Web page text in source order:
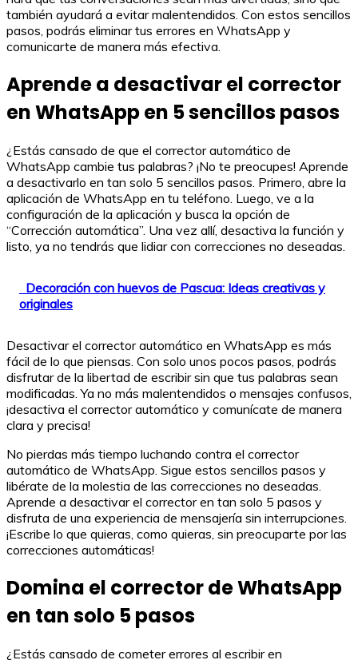
también ayudará a evitar malentendidos. Con estos sencillos
pasos, podrás eliminar tus errores en WhatsApp y
comunicarte de manera más efectiva.
Aprende a desactivar el corrector
en WhatsApp en 5 sencillos pasos
¿Estás cansado de que el corrector automático de
WhatsApp cambie tus palabras? ¡No te preocupes! Aprende
a desactivarlo en tan solo 5 sencillos pasos. Primero, abre la
aplicación de WhatsApp en tu teléfono. Luego, ve a la
configuración de la aplicación y busca la opción de
“Corrección automática”. Una vez allí, desactiva la función y
listo, ya no tendrás que lidiar con correcciones no deseadas.
Decoración con huevos de Pascua: Ideas creativas y
originales
Desactivar el corrector automático en WhatsApp es más
fácil de lo que piensas. Con solo unos pocos pasos, podrás
disfrutar de la libertad de escribir sin que tus palabras sean
modificadas. Ya no más malentendidos o mensajes confusos,
¡desactiva el corrector automático y comunícate de manera
clara y precisa!
No pierdas más tiempo luchando contra el corrector
automático de WhatsApp. Sigue estos sencillos pasos y
libérate de la molestia de las correcciones no deseadas.
Aprende a desactivar el corrector en tan solo 5 pasos y
disfruta de una experiencia de mensajería sin interrupciones.
¡Escribe lo que quieras, como quieras, sin preocuparte por las
correcciones automáticas!
Domina el corrector de WhatsApp
en tan solo 5 pasos
¿Estás cansado de cometer errores al escribir en